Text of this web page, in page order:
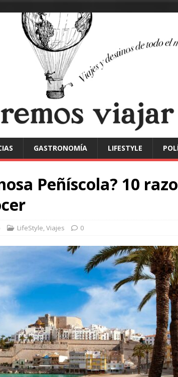
GASTRONOMÍA LIFESTYLE
Peñíscola? 10
LifeStyle,Viajes 0